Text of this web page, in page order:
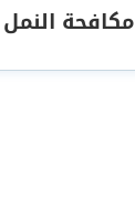
النمل